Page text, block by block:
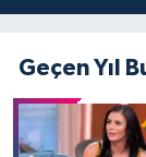
Geçen Yıl